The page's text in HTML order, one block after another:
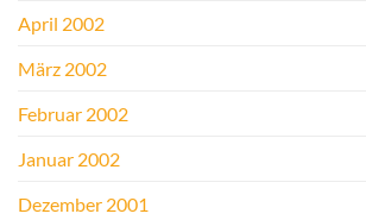
April 2002
März 2002
Februar 2002
Januar 2002
Dezember 2001